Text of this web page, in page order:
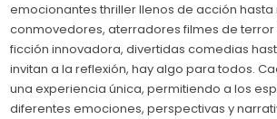
emocionantes thriller llenos de acción
conmovedores, aterradores filmes de
ficción innovadora, divertidas comedias
invitan a la reflexión, hay algo para todos.
una experiencia única, permitiendo a los
diferentes emociones, perspectivas y